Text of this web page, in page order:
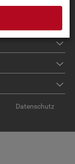
Datenschutz